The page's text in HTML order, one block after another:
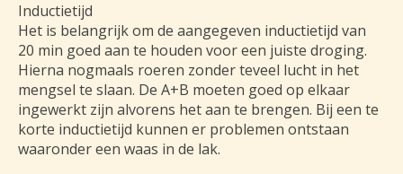
Inductietijd
Het is belangrijk om de aangegeven inductietijd van
20 min goed aan te houden voor een juiste droging.
Hierna nogmaals roeren zonder teveel lucht in het
mengsel te slaan. De A+B moeten goed op elkaar
ingewerkt zijn alvorens het aan te brengen. Bij een te
korte inductietijd kunnen er problemen ontstaan
waaronder een waas in de lak.